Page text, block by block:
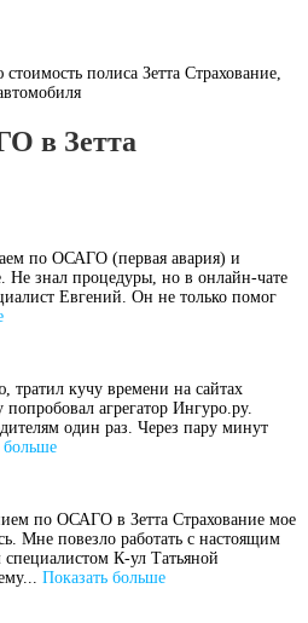
полиса Зетта Страхование,
в Зетта
по ОСАГО (первая авария) и
Не знал процедуры, но в онлайн-чате
Евгений. Он не только помог
кучу времени на сайтах
агрегатор Ингуро.ру.
один раз. Через пару минут
больше
по ОСАГО в Зетта Страхование мое
Мне повезло работать с настоящим
К-ул Татьяной
Показать больше